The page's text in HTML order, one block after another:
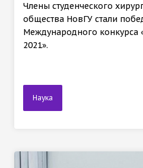
Члены студенческого
общества НовГУ стали
Международного конкурса
2021».
Наука